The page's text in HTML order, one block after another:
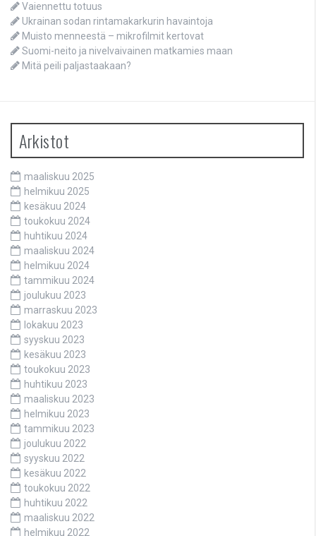
Vaiennettu totuus
Ukrainan sodan rintamakarkurin havaintoja
Muisto menneestä – mikrofilmit kertovat
Suomi-neito ja nivelvaivainen matkamies maan
Mitä peili paljastaakaan?
Arkistot
maaliskuu 2025
helmikuu 2025
kesäkuu 2024
toukokuu 2024
huhtikuu 2024
maaliskuu 2024
helmikuu 2024
tammikuu 2024
joulukuu 2023
marraskuu 2023
lokakuu 2023
syyskuu 2023
kesäkuu 2023
toukokuu 2023
huhtikuu 2023
maaliskuu 2023
helmikuu 2023
tammikuu 2023
joulukuu 2022
syyskuu 2022
kesäkuu 2022
toukokuu 2022
huhtikuu 2022
maaliskuu 2022
helmikuu 2022